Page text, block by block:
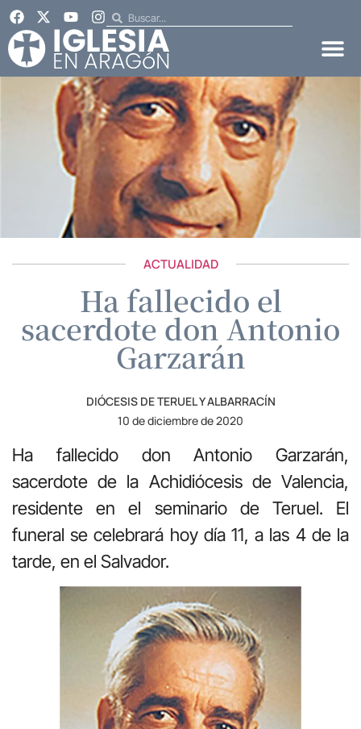
ACTUALIDAD
Ha fallecido el
sacerdote don Antonio
Garzarán
DIÓCESIS DE TERUEL Y ALBARRACÍN
10 de diciembre de 2020
Ha fallecido don Antonio Garzarán,
sacerdote de la Achidiócesis de Valencia,
residente en el seminario de Teruel. El
funeral se celebrará hoy día 11, a las 4 de la
tarde, en el Salvador.